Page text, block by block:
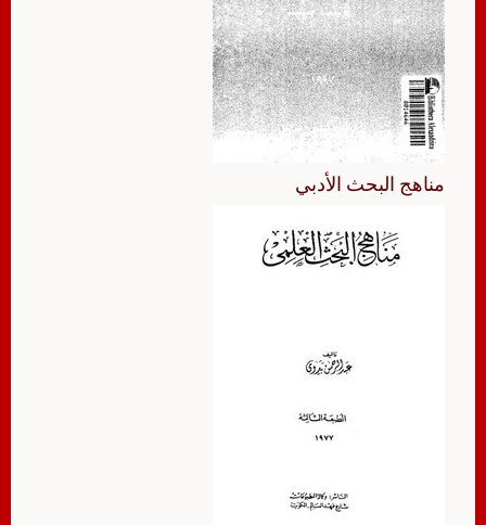
مناهج البحث الأدبي